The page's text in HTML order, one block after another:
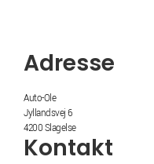
Adresse
Auto-Ole
Jyllandsvej 6
4200 Slagelse
Kontakt